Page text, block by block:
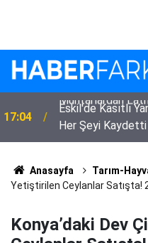
17:04
Eskil'de Kasıtlı
Her Şeyi Kaydetti
Anasayfa Tarım-
Yetiştirilen Ceylanlar Satışta!
Konya’daki Dev